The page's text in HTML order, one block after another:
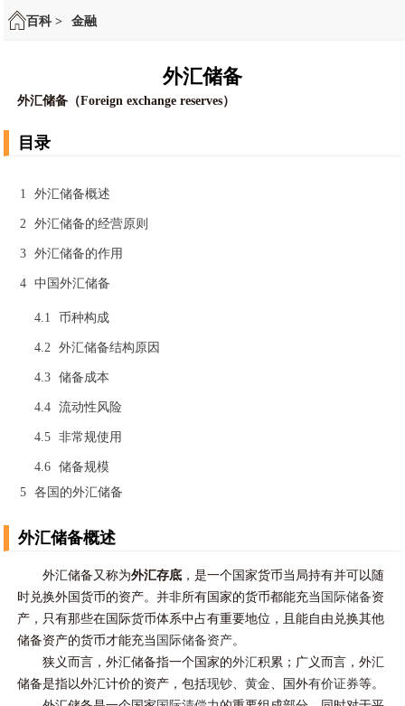
百科 > 金融
外汇储备
外汇储备（Foreign exchange reserves）
目录
1 外汇储备概述
2 外汇储备的经营原则
3 外汇储备的作用
4 中国外汇储备
4.1 币种构成
4.2 外汇储备结构原因
4.3 储备成本
4.4 流动性风险
4.5 非常规使用
4.6
储备规模
5
各国的外汇储备
外汇储备概述
外汇储备又称为外汇存底 ，是一个国家货币当局持有并可以随
时兑换外国货币的资产。并非所有国家的货币都能充当 国际储备资
产，只有那些在国际货币体系中占有重要地位，且能自由兑换其他
储备资产的货币才能充当 国际储备资产。
狭义而言，外汇储备指一个国家的外汇积累；广义而言，外汇
储备是指以外汇计价的资产，包括现钞、黄金、国外有价证券等。